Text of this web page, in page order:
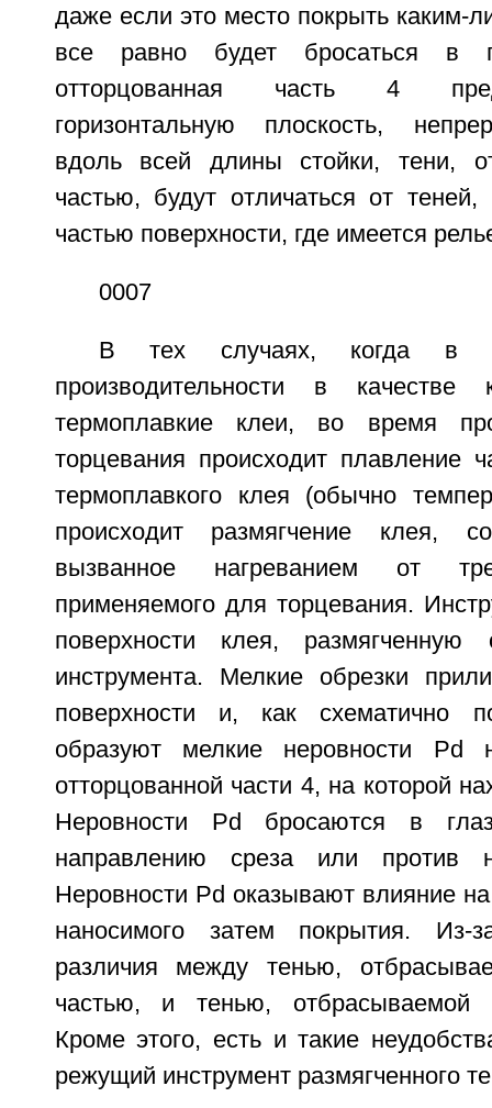
даже если это место покрыть каким-
все равно будет бросаться в
отторцованная часть 4
горизонтальную плоскость,
вдоль всей длины стойки, тени,
частью, будут отличаться от
частью поверхности, где имеется
0007
В тех случаях, когда в
производительности в качестве
термоплавкие клеи, во время
торцевания происходит плавление
термоплавкого клея (обычно
происходит размягчение клея,
вызванное нагреванием от
применяемого для торцевания.
поверхности клея,
инструмента. Мелкие обрезки
поверхности и, как схематично
образуют мелкие неровности Pd
отторцованной части 4, на которой
Неровности Pd бросаются в
направлению среза или против
Неровности Pd оказывают влияние
наносимого затем покрытия. Из-
различия между тенью,
частью, и тенью, отбрасываемой
Кроме этого, есть и такие
режущий инструмент размягченного